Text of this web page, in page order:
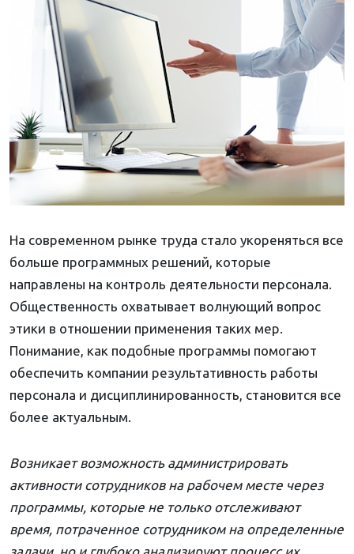
На современном рынке труда стало укореняться все
больше программных решений, которые
направлены на контроль деятельности персонала.
Общественность охватывает волнующий вопрос
этики в отношении применения таких мер.
Понимание, как подобные программы помогают
обеспечить компании результативность работы
персонала и дисциплинированность, становится все
более актуальным.
Возникает возможность администрировать
активности сотрудников на рабочем месте через
программы, которые не только отслеживают
время, потраченное сотрудником на определенные